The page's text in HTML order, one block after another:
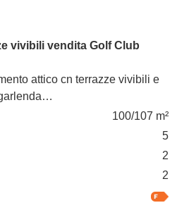
vivibili vendita Golf Club
attico cn terrazze vivibili e
100/107 m²
5
2
2